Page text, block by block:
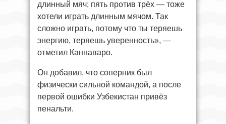
длинный мяч; пять против трёх — тоже
хотели играть длинным мячом. Так
сложно играть, потому что ты теряешь
энергию, теряешь уверенность», —
отметил Каннаваро.
Он добавил, что соперник был
физически сильной командой, а после
первой ошибки Узбекистан привёз
пенальти.